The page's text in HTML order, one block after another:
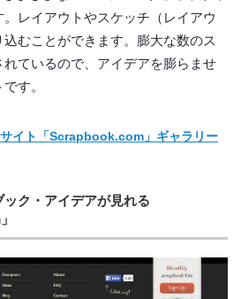
レイアウトやスケッチ（レイアウ
込むことができます。膨大な数のス
ているので、アイデアを膨らませ
す。
イト「Scrapbook.com」ギャラリー
ク・アイデアが見れる